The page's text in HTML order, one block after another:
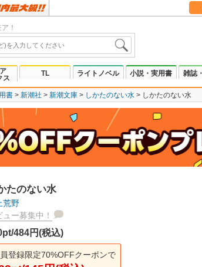
！
ス
TL ライトノベル 小説・実用書 雑誌
書 新潮社 新潮文庫 しかたのない水 しかたのない水
たのない水
荒野
ュー募集中！
484円(税込)
登録限定70%OFFクーポンで